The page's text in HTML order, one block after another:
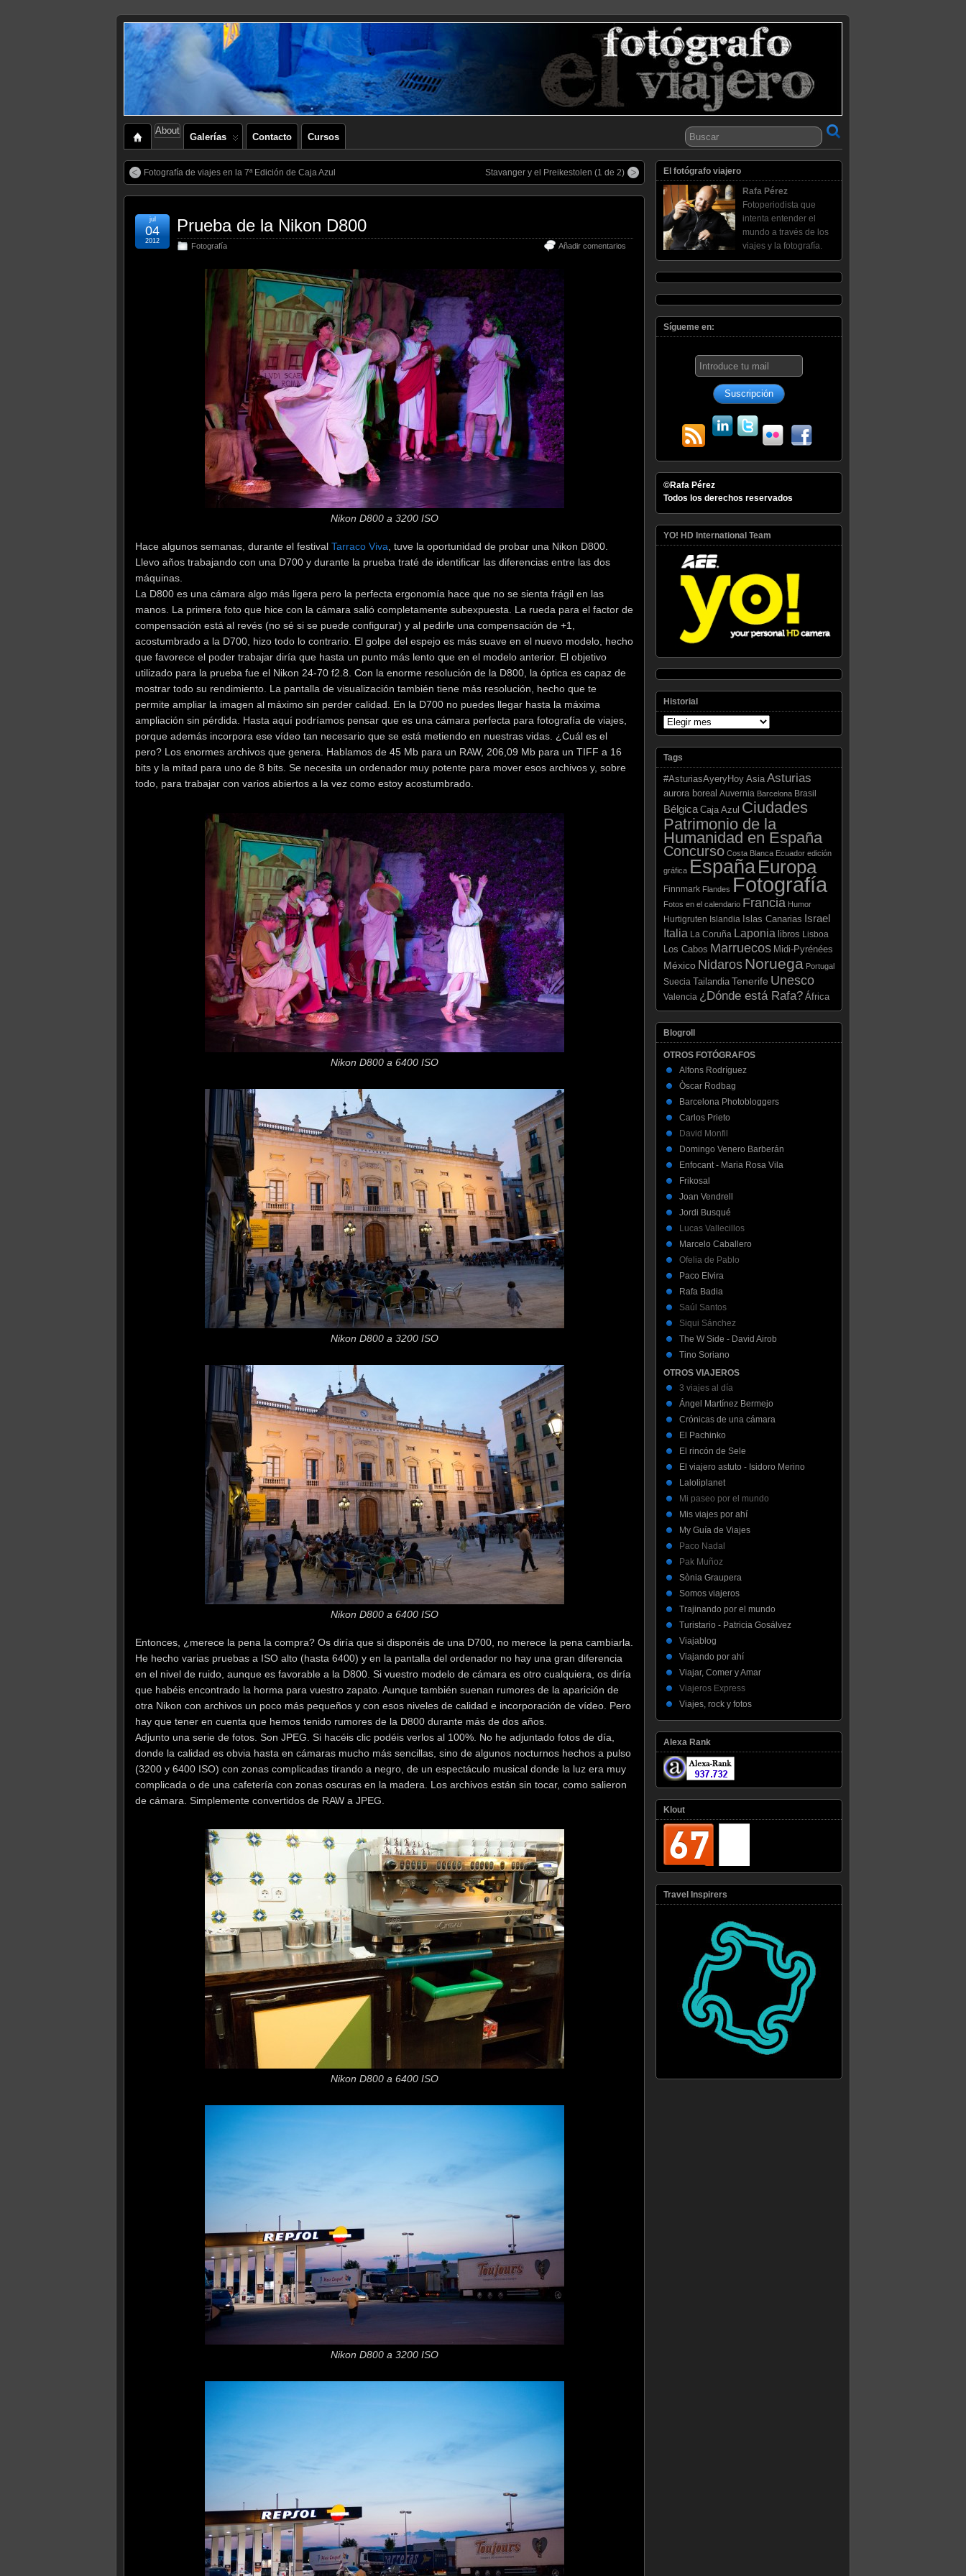
About
Galerías Contacto Cursos
Fotografía de viajes en la 7ª Edición de Caja Azul Stavanger y el Preikestolen (1 de 2)
Prueba de la Nikon D800
Fotografía Añadir comentarios
jul
04
2012
Nikon D800 a 3200 ISO
Hace algunos semanas, durante el festival Tarraco Viva , tuve la oportunidad de probar una Nikon D800.
Llevo años trabajando con una D700 y durante la prueba traté de identificar las diferencias entre las dos
máquinas.
La D800 es una cámara algo más ligera pero la perfecta ergonomía hace que no se sienta frágil en las
manos. La primera foto que hice con la cámara salió completamente subexpuesta. La rueda para el factor de
compensación está al revés (no sé si se puede configurar) y al pedirle una compensación de +1,
acostumbrado a la D700, hizo todo lo contrario. El golpe del espejo es más suave en el nuevo modelo, hecho
que favorece el poder trabajar diría que hasta un punto más lento que en el modelo anterior. El objetivo
utilizado para la prueba fue el Nikon 24-70 f2.8. Con la enorme resolución de la D800, la óptica es capaz de
mostrar todo su rendimiento. La pantalla de visualización también tiene más resolución, hecho que te
permite ampliar la imagen al máximo sin perder calidad. En la D700 no puedes llegar hasta la máxima
ampliación sin pérdida. Hasta aquí podríamos pensar que es una cámara perfecta para fotografía de viajes,
porque además incorpora ese vídeo tan necesario que se está metiendo en nuestras vidas. ¿Cuál es el
pero? Los enormes archivos que genera. Hablamos de 45 Mb para un RAW, 206,09 Mb para un TIFF a 16
bits y la mitad para uno de 8 bits. Se necesita un ordenador muy potente para mover esos archivos y, sobre
todo, para trabajar con varios abiertos a la vez como estoy acostumbrado.
Nikon D800 a 6400 ISO
Nikon D800 a 3200 ISO
Nikon D800 a 6400 ISO
Entonces, ¿merece la pena la compra? Os diría que si disponéis de una D700, no merece la pena cambiarla.
He hecho varias pruebas a ISO alto (hasta 6400) y en la pantalla del ordenador no hay una gran diferencia
en el nivel de ruido, aunque es favorable a la D800. Si vuestro modelo de cámara es otro cualquiera, os diría
que habéis encontrado la horma para vuestro zapato. Aunque también suenan rumores de la aparición de
otra Nikon con archivos un poco más pequeños y con esos niveles de calidad e incorporación de vídeo. Pero
hay que tener en cuenta que hemos tenido rumores de la D800 durante más de dos años.
Adjunto una serie de fotos. Son JPEG. Si hacéis clic podéis verlos al 100%. No he adjuntado fotos de día,
donde la calidad es obvia hasta en cámaras mucho más sencillas, sino de algunos nocturnos hechos a pulso
(3200 y 6400 ISO) con zonas complicadas tirando a negro, de un espectáculo musical donde la luz era muy
complicada o de una cafetería con zonas oscuras en la madera. Los archivos están sin tocar, como salieron
de cámara. Simplemente convertidos de RAW a JPEG.
Nikon D800 a 6400 ISO
Nikon D800 a 3200 ISO
El fotógrafo viajero
Rafa Pérez
Fotoperiodista que
intenta entender el
mundo a través de los
viajes y la fotografía.
Sígueme en:
©Rafa Pérez
Todos los derechos reservados
YO! HD International Team
Historial
Tags
#AsturiasAyeryHoy Asia Asturias
aurora boreal Auvernia Barcelona Brasil
Bélgica Caja Azul Ciudades
Patrimonio de la
Humanidad en España
Concurso Costa Blanca Ecuador edición
gráfica EspañaEuropa
Finnmark Flandes Fotografía
Fotos en el calendario Francia Humor
Hurtigruten Islandia Islas Canarias Israel
Italia La Coruña Laponia libros Lisboa
Los Cabos Marruecos Midi-Pyrénées
México Nidaros Noruega Portugal
Suecia Tailandia Tenerife Unesco
Valencia ¿Dónde está Rafa? África
Blogroll
OTROS FOTÓGRAFOS
Alfons Rodríguez
Òscar Rodbag
Barcelona Photobloggers
Carlos Prieto
David Monfil
Domingo Venero Barberán
Enfocant - Maria Rosa Vila
Frikosal
Joan Vendrell
Jordi Busqué
Lucas Vallecillos
Marcelo Caballero
Ofelia de Pablo
Paco Elvira
Rafa Badia
Saúl Santos
Siqui Sánchez
The W Side - David Airob
Tino Soriano
OTROS VIAJEROS
3 viajes al día
Ángel Martínez Bermejo
Crónicas de una cámara
El Pachinko
El rincón de Sele
El viajero astuto - Isidoro Merino
Laloliplanet
Mi paseo por el mundo
Mis viajes por ahí
My Guía de Viajes
Paco Nadal
Pak Muñoz
Sònia Graupera
Somos viajeros
Trajinando por el mundo
Turistario - Patricia Gosálvez
Viajablog
Viajando por ahí
Viajar, Comer y Amar
Viajeros Express
Viajes, rock y fotos
Alexa Rank
Klout
Travel Inspirers